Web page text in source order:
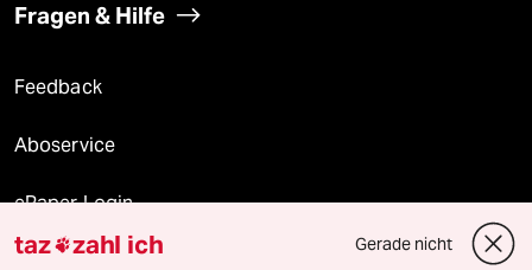
Fragen & Hilfe
Feedback
Aboservice
ePaper Login
Downloads für Abonnierende
taz zahl ich Gerade nicht